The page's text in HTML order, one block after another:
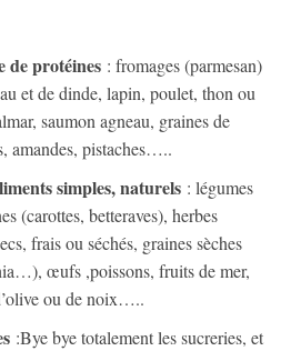
de protéines : fromages (parmesan)
et de dinde, lapin, poulet, thon ou
saumon agneau, graines de
amandes, pistaches…..
simples, naturels : légumes
(carottes, betteraves), herbes
frais ou séchés, graines sèches
œufs ,poissons, fruits de mer,
ou de noix…..
:Bye bye totalement les sucreries, et